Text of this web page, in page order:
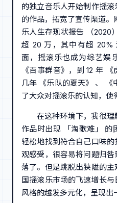
的独立音乐人开始制作摇
的作品，拓宽了宣传渠道
乐人生存现状报告 （2020
超 20 万，其中有超 20%
面，摇滚乐也成为综艺娱
《百事群音》，到 12 年
几年 《乐队的夏天》 、 《
了大众对摇滚乐的认知，使
在这种环境下，我很
作品时出现 「淘歌难」 的
轻松地找到符合自己口味
观感受，很容易将问题归
落了。但是跳脱出狭隘的
国摇滚乐市场的飞速增长
风格的越发多元化，呈现出